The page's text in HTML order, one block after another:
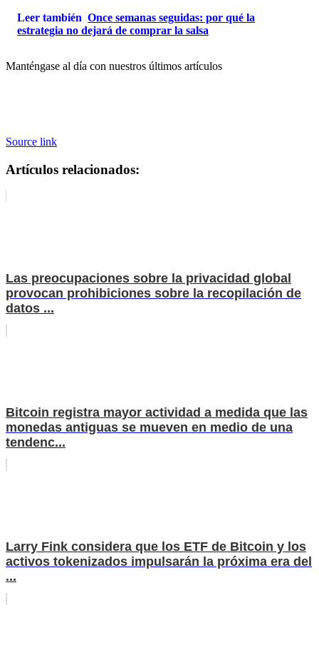
Leer también Once semanas seguidas: por qué la
estrategia no dejará de comprar la salsa
Manténgase al día con nuestros últimos artículos
Source link
Artículos relacionados:
Las preocupaciones sobre la privacidad global
provocan prohibiciones sobre la recopilación de
datos ...
Bitcoin registra mayor actividad a medida que las
monedas antiguas se mueven en medio de una
tendenc...
Larry Fink considera que los ETF de Bitcoin y los
activos tokenizados impulsarán la próxima era del
...